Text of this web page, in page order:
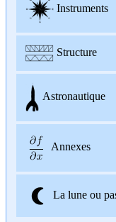
Instruments
Structure
Astronautique
Annexes
La lune ou